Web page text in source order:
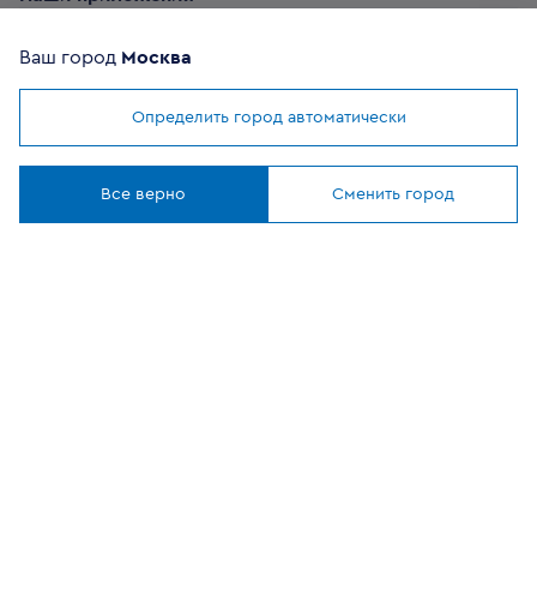
Мы используем cookies
Ваш город Москва
Определить город автоматически
Все верно Сменить город